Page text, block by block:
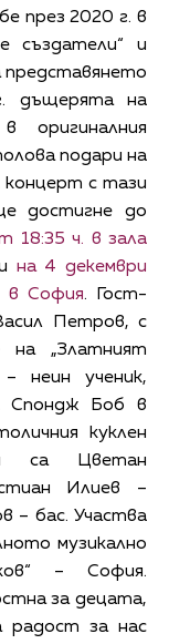
през 2020 г. в
създатели“ и
представянето
дъщерята на
оригиналния
подари на
концерт с тази
достигне до
18:35 ч. в зала
на 4 декември
в София. Гост-
Петров, с
на „Златният
неин ученик,
Спондж Боб в
куклен
са Цветан
Илиев –
– бас. Участва
музикално
– София.
за децата,
радост за нас